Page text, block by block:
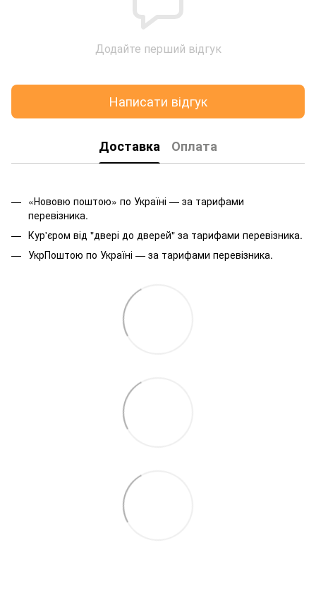
Додайте перший відгук
Написати відгук
Доставка Оплата
«Нововю поштою» по Україні — за тарифами
перевізника.
Кур'єром від "двері до дверей" за тарифами перевізника.
УкрПоштою по Україні — за тарифами перевізника.